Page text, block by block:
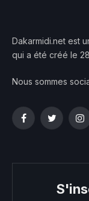
Dakarmidi.net est
qui a été créé le
Nous sommes
FacebookTwitter